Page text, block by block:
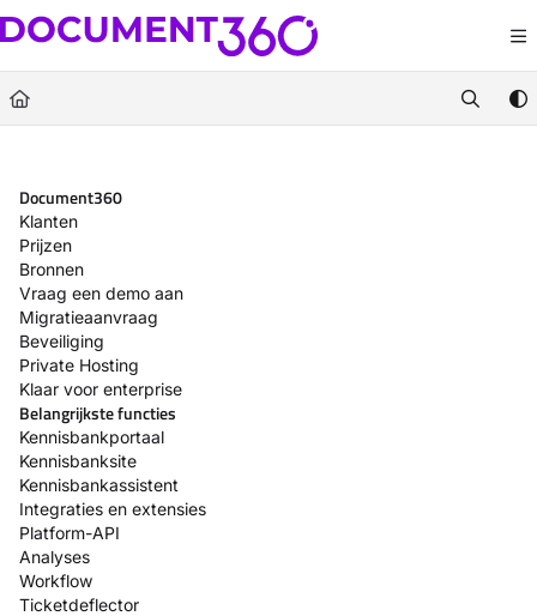
Documentation Index
Fetch the complete documentation index at:https://docs.document360.com/
Use this file to discover all available pages before exploring further.
Document360
Klanten
Prijzen
Bronnen
Vraag een demo aan
Migratieaanvraag
Beveiliging
Private Hosting
Klaar voor enterprise
Belangrijkste functies
Kennisbankportaal
Kennisbanksite
Kennisbankassistent
Integraties en extensies
Platform-API
Analyses
Workflow
Ticketdeflector